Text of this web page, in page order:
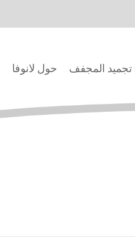
حول لانوفا تجميد المجفف